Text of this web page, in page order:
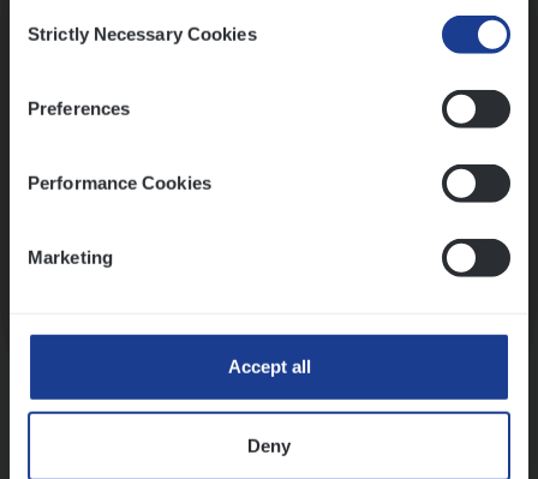
Selection
Strictly Necessary Cookies
Preferences
Performance Cookies
Marketing
Accept all
Deny